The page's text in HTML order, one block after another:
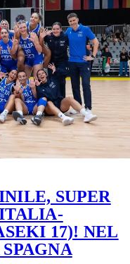
SUPER
17)! NEL